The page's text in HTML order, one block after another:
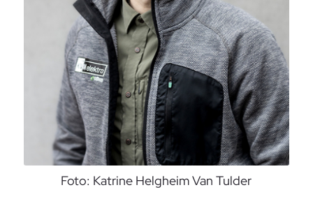
Foto: Katrine Helgheim Van Tulder